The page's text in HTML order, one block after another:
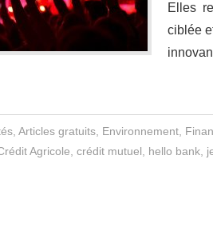
Elles
ciblée
,Articles gratuits Environnement
Agricole crédit mutuel hello bank